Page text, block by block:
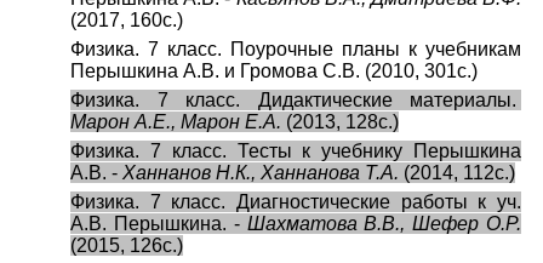
(2017, 160с.)
Физика. 7 класс. Поурочные планы к учебникам
Перышкина А.В. и Громова С.В. (2010, 301с.)
Физика. 7 класс. Дидактические материалы.
Марон А.Е., Марон Е.А. (2013, 128с.)
Физика. 7 класс. Тесты к учебнику Перышкина
А.В. - Ханнанов Н.К., Ханнанова Т.А. (2014, 112с.)
Физика. 7 класс. Диагностические работы к уч.
А.В. Перышкина. - Шахматова В.В., Шефер О.Р.
(2015, 126с.)